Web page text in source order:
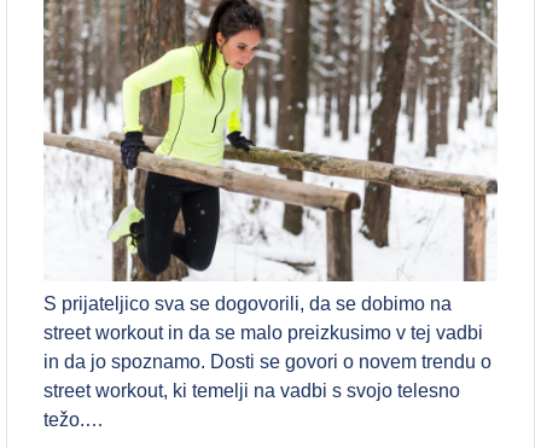
S prijateljico sva se dogovorili, da se dobimo na
street workout in da se malo preizkusimo v tej vadbi
in da jo spoznamo. Dosti se govori o novem trendu o
street workout, ki temelji na vadbi s svojo telesno
težo.…